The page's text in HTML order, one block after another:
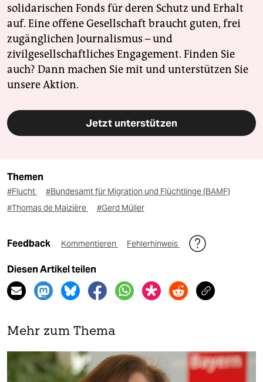
solidarischen Fonds für deren Schutz und Erhalt
auf. Eine offene Gesellschaft braucht guten, frei
zugänglichen Journalismus – und
zivilgesellschaftliches Engagement. Finden Sie
auch? Dann machen Sie mit und unterstützen Sie
unsere Aktion.
Jetzt unterstützen
Themen
#Flucht
#Bundesamt für Migration und Flüchtlinge (BAMF)
#Thomas de Maizière
#Gerd Müller
Feedback Kommentieren Fehlerhinweis
Diesen Artikel teilen
Mehr zum Thema